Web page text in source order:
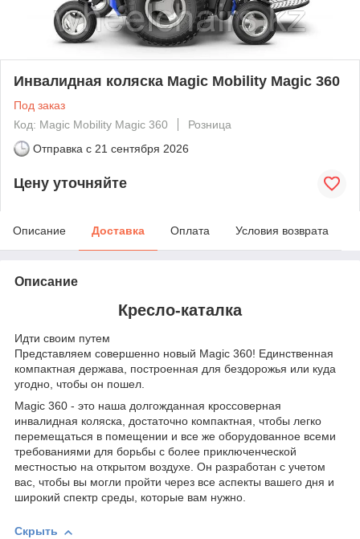
Инвалидная коляска Magic Mobility Magic 360
Под заказ
Код: Magic Mobility Magic 360
Розница
Отправка с 21 сентября 2026
Цену уточняйте
Описание Доставка Оплата Условия возврата
Описание
Кресло-каталка
Идти своим путем
Представляем совершенно новый Magic 360! Единственная
компактная держава, построенная для бездорожья или куда
угодно, чтобы он пошел.
Magic 360 - это наша долгожданная кроссоверная
инвалидная коляска, достаточно компактная, чтобы легко
перемещаться в помещении и все же оборудованное всеми
требованиями для борьбы с более приключенческой
местностью на открытом воздухе. Он разработан с учетом
вас, чтобы вы могли пройти через все аспекты вашего дня и
широкий спектр среды, которые вам нужно.
Скрыть